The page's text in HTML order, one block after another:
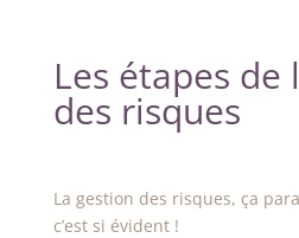
Les étapes de
des risques
La gestion des risques, ça
c’est si évident !